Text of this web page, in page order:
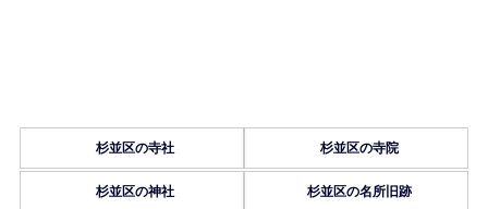
杉並区の寺社 杉並区の寺院
杉並区の神社 杉並区の名所旧跡